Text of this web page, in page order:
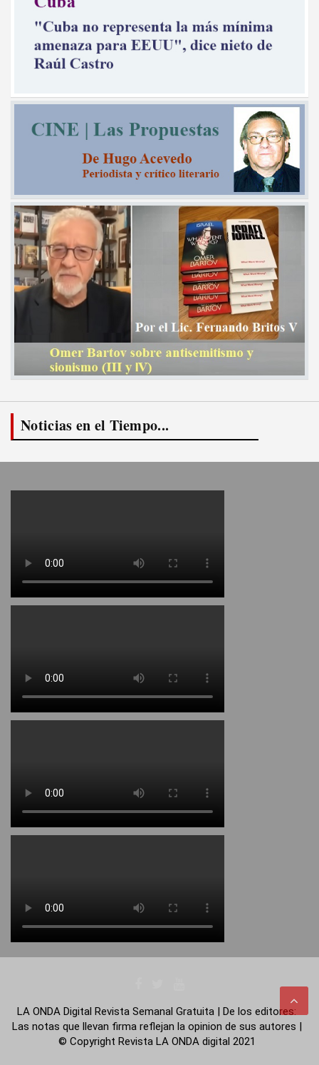
Noticias en el Tiempo...
LA ONDA Digital Revista Semanal Gratuita | De los editores:
Las notas que llevan firma reflejan la opinion de sus autores |
© Copyright Revista LA ONDA digital 2021